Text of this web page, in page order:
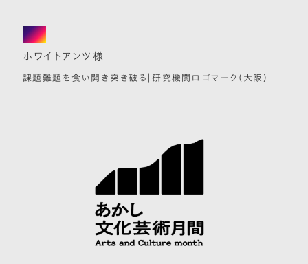
logo
ホワイトアンツ様
課題難題を食い開き突き破る｜研究機関ロゴマーク（大阪）